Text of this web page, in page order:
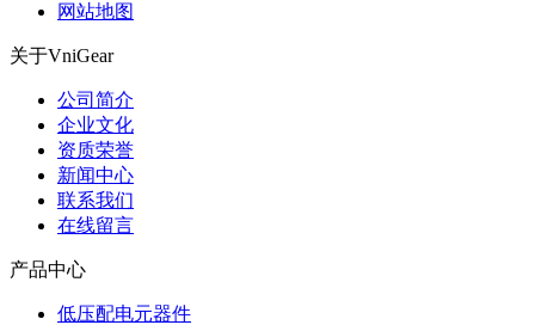
网站地图
关于VniGear
公司简介
企业文化
资质荣誉
新闻中心
联系我们
在线留言
产品中心
低压配电元器件